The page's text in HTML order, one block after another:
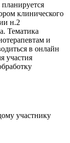
клинического
н.2
Тематика
и
в онлайн
участия
участнику